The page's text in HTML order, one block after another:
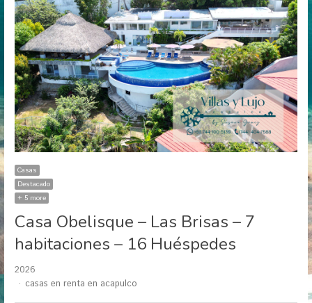
Casas
Destacado
+ 5 more
Casa Obelisque – Las Brisas – 7
habitaciones – 16 Huéspedes
2026
Author
casas en renta en acapulco